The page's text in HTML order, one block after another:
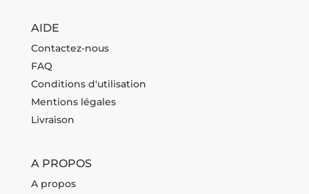
AIDE
Contactez-nous
FAQ
Conditions d'utilisation
Mentions légales
Livraison
A PROPOS
A propos